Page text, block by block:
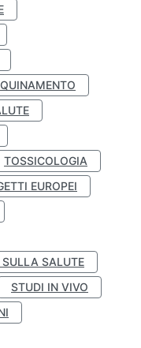
TOSSICOLOGIA
EUROPEI
SALUTE
STUDI IN VIVO